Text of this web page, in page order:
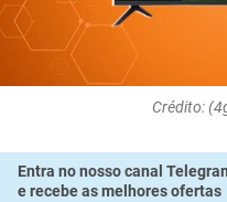
Crédito:
Entra no nosso canal
e recebe as melhores ofertas